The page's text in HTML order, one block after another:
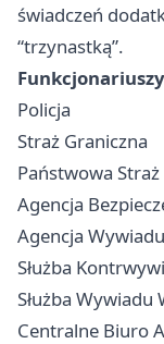
świadczeń
“trzynastką”.
Policja
Straż Graniczna
Państwowa
Agencja
Agencja Wywiadu
Służba
Służba Wywiadu
Centralne Biuro